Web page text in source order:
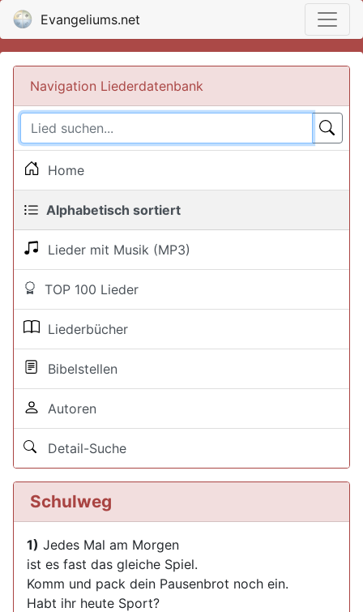
Evangeliums.net
Navigation Liederdatenbank
Home
Alphabetisch sortiert
Lieder mit Musik (MP3)
TOP 100 Lieder
Liederbücher
Bibelstellen
Autoren
Detail-Suche
Schulweg
1) Jedes Mal am Morgen
ist es fast das gleiche Spiel.
Komm und pack dein Pausenbrot noch ein.
Habt ihr heute Sport?